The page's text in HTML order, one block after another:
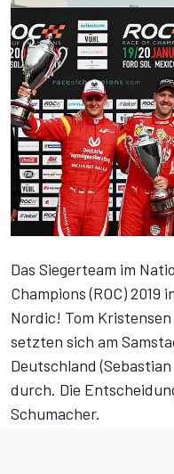
Das Siegerteam im
Champions (ROC) 2019
Nordic! Tom
setzten sich am
Deutschland
durch. Die
Schumacher.